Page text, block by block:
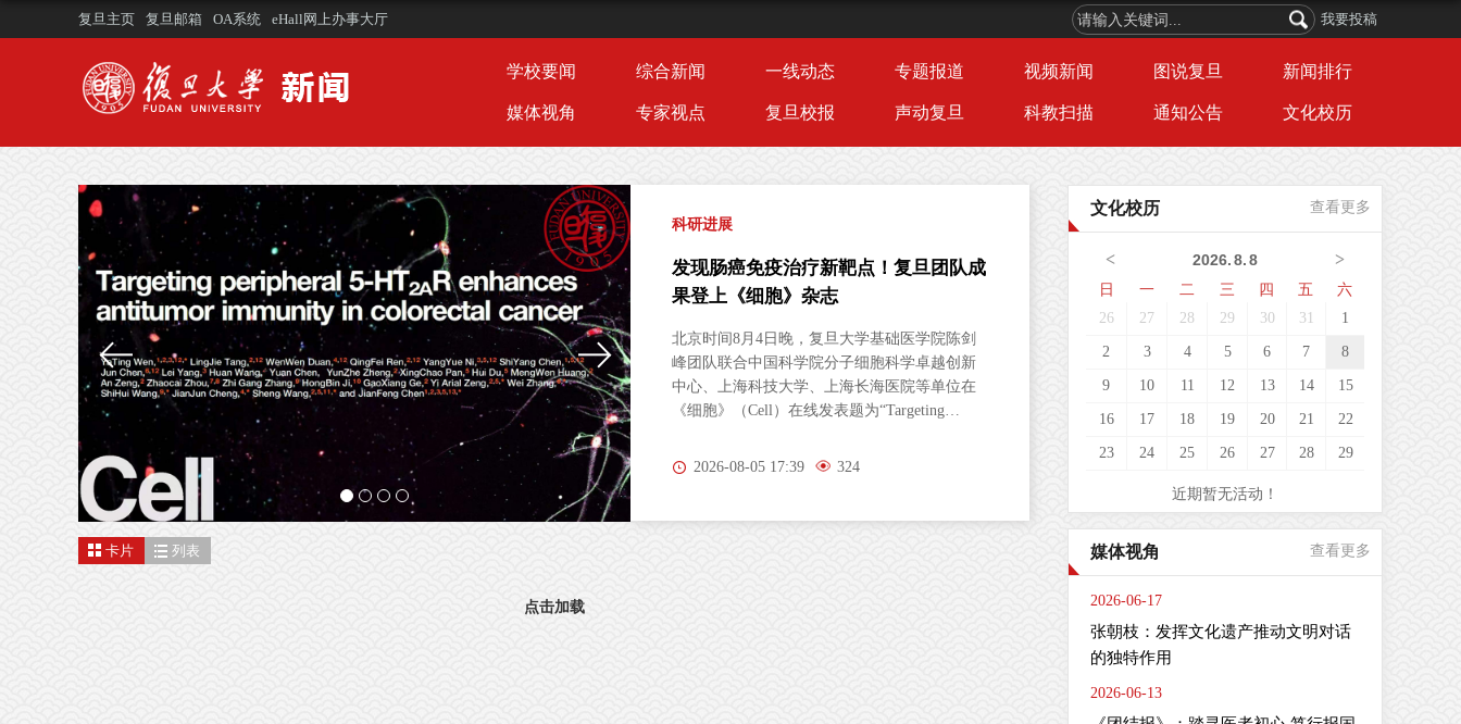
复旦主页 复旦邮箱 OA系统 eHall网上办事大厅 我要投稿
学校要闻 综合新闻 一线动态 专题报道 视频新闻 图说复旦 新闻排行
媒体视角 专家视点 复旦校报 声动复旦 科教扫描 通知公告 文化校历
科研进展
发现肠癌免疫治疗新靶点！复旦团队成
果登上《细胞》杂志
北京时间8月4日晚，复旦大学基础医学院陈剑
峰团队联合中国科学院分子细胞科学卓越创新
中心、上海科技大学、上海长海医院等单位在
《细胞》（Cell）在线发表题为“Targeting
Immunity in Colorectal Cancer（靶向外周5-
2026-08-05 17:39 324
卡片 列表
点击加载
文化校历 查看更多
< >
2026.8.8
日
一 二 三 四 五 六
26 27 28 29 30 31 1
2 3 4 5 6 7 8
9 10 11 12 13 14 15
16 17 18 19 20 21 22
23 24 25 26 27 28 29
近期暂无活动！
媒体视角 查看更多
2026-06-17
张朝枝：发挥文化遗产推动文明对话
的独特作用
2026-06-13